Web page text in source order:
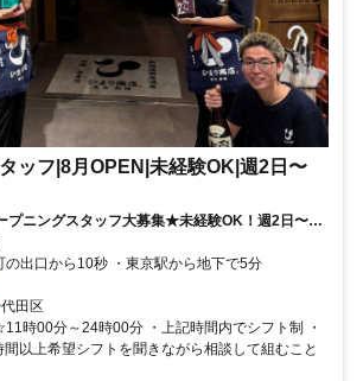
ッフ|8月OPEN|未経験OK|週2日〜
プニングスタッフ大募集★未経験OK！週2日〜
に働きませんか？
・大手町の出口から10秒 ・東京駅から地下で5分
田区
時00分～24時00分 ・上記時間内でシフト制 ・
以上希望シフトを聞きながら相談して組むこと